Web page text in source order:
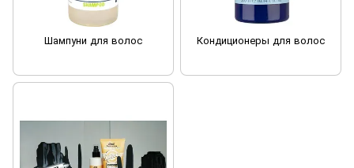
Шампуни для волос Кондиционеры для волос